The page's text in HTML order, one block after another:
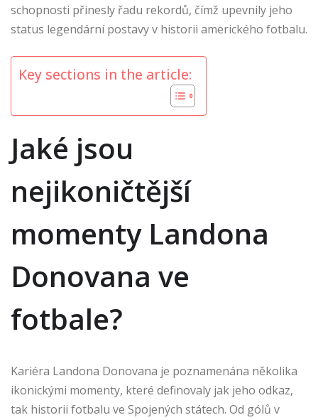
schopnosti přinesly řadu rekordů, čímž upevnily jeho
status legendární postavy v historii amerického fotbalu.
Key sections in the article:
Jaké jsou
nejikoničtější
momenty Landona
Donovana ve
fotbale?
Kariéra Landona Donovana je poznamenána několika
ikonickými momenty, které definovaly jak jeho odkaz,
tak historii fotbalu ve Spojených státech. Od gólů v